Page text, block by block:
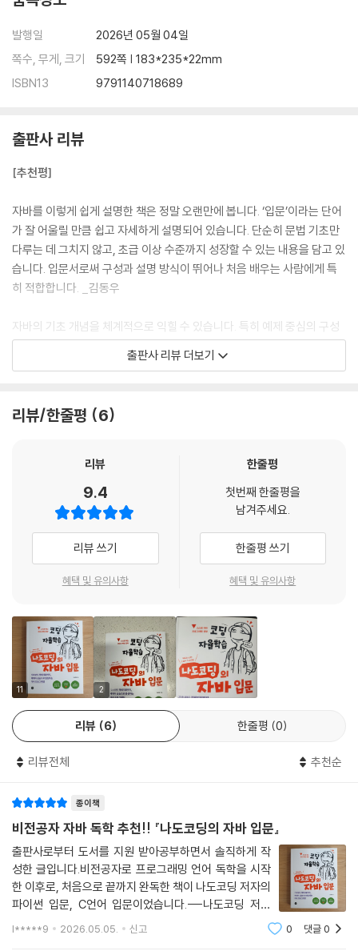
8.2 메서드에 생명을 불어넣는 전달값
8.3 값을 반환하는 메서드
8.5 같은 이름으로 다양한 작업을 하는 메서드 오버로딩
8.6 메서드가 필요한 이유
9.1 나만의 자료형을 만드는 클래스
9.3 모두에게 공유되는 클래스 변수
9.4 클래스에 동작을 추가하는 메서드
9.5 하나의 이름으로 다양한 동작을 만드는 메서드 오버로딩
9.6 객체 없이도 바로 사용하는 클래스 메서드
9.7 나 자신을 가리키는 this
9.9 객체의 데이터를 보호하는 Getter와 Setter
9.10 외부 접근을 제어하는 접근 제어자
9.11 클래스를 정리하는 패키지
10장 클래스 후반전
10.3 부모 타입을 유연하게 다루는 다형성
10.4 부모를 가리키는 키워드, super
10.5 값과 주소로 구분하는 참조
10.7 정해진 값만 사용하는 열거형
11장 추상 클래스와 인터페이스
11.2 인터페이스
12장 컬렉션 프레임워크
12.1 List 인터페이스
12.2 Set 인터페이스
12.3 Map 인터페이스
12.4 컬렉션을 순회하는 Iterator
13.1 예외 처리로 프로그램을 안전하게 만들기
13.3 예외를 직접 발생시켜 흐름 제어하기
13.4 finally로 무조건 실행하기
13.5 Try with resources로 자원 자동 정리하기
13.6 사용자 정의 예외로 규칙을 명확히 표현하기
13.7 예외 처리를 호출자에게 미루기
발행일
2026년 05월 04일
쪽수, 무게, 크기
592쪽 | 183*235*22mm
ISBN13
9791140718689
출판사 리뷰
[추천평]
자바를 이렇게 쉽게 설명한 책은 정말 오랜만에 봅니다. ‘입문’이라는 단어
가 잘 어울릴 만큼 쉽고 자세하게 설명되어 있습니다. 단순히 문법 기초만
다루는 데 그치지 않고, 초급 이상 수준까지 성장할 수 있는 내용을 담고 있
습니다. 입문서로써 구성과 설명 방식이 뛰어나 처음 배우는 사람에게 특
히 적합합니다. _김동우
자바의 기초 개념을 체계적으로 익힐 수 있습니다. 특히 예제 중심의 구성
덕분에 초보자도 쉽게 따라갈 수 있고, 실습해보며 이해도를 높일 수 있습
니다. 짧은 기간이었지만 꾸준히 학습할 수 있도록 구성된 점도 인상적이
자료형, 조건문, 반복문 같은 기초부터 클래스, 인터페이스, 컬렉션까지 폭
로 구성되어 있어 개념을 익히면서 바로 실습할 수 있다는 점도 큰 장점입
문서입니다. _박상덕
이 책은 하나의 영화 시나리오처럼 단계적으로 흐름을 따라가며 필요한 문
법과 기능을 자연스럽게 소개합니다. 그 과정에서 객체 개념을 연결해 설
명하고, 실제 상황에서 자주 활용되는 클래스와 기능을 함께 짚어줍니다.
인상적입니다. 자바를 처음 배우는 분은 물론, 개념을 다시 정리하고 싶은
분께도 추천할 만한 책입니다. _박찬웅
자바를 처음 접했는데, 이 책 덕분에 기초부터 차근차근 학습할 수 있었습
니다. 이 책의 가장 큰 장점은 과정을 함께 따라가며 이해할 수 있도록 구성
되어 있다는 점입니다. 다양한 시도를 통해 오류도 직접 경험해보며 학습
할 수 있어 내용을 이해하는 데 큰 도움이 되었습니다. 마치 1:1로 과외를
서였습니다. _손지선
현업 SW 엔지니어로서 고등학교 1학년 자녀와 함께 참여했습니다. 코딩
의 기초를 꼼꼼하게 짚어주어 처음 프로그래밍을 접하는 학생도 무리 없이
따라갈 수 있었습니다. 특히 자바 학습의 큰 장벽인 객체지향 개념도 직관
적이고 친절한 설명 덕분에 쉽게 이해할 수 있었습니다. 아이가 스스로 코
드를 작성하며 기본기를 다져가는 모습을 볼 수 있어 매우 뜻깊은 시간이
었습니다. _심주현/심은섭
출판사 리뷰 더보기
리뷰/한줄평 6
리뷰
9.4
리뷰 쓰기
혜택 및 유의사항
한줄평
첫번째 한줄평을
남겨주세요.
한줄평 쓰기
혜택 및 유의사항
11 2
리뷰 6 한줄평 0
리뷰전체 추천순
종이책
비전공자 자바 독학 추천!! 『나도코딩의 자바 입문』
출판사로부터 도서를 지원 받아공부하면서 솔직하게 작
성한 글입니다.비전공자로 프로그래밍 언어 독학을 시작
한 이후로, 처음으로 끝까지 완독한 책이 나도코딩 저자의
파이썬 입문, C언어 입문이었습니다.---나도코딩 저자
의 두 권의 입문 책을 완독하면서, 그리고 이번에 자바 입
l*****9 2026.05.05. 신고 0 댓글0